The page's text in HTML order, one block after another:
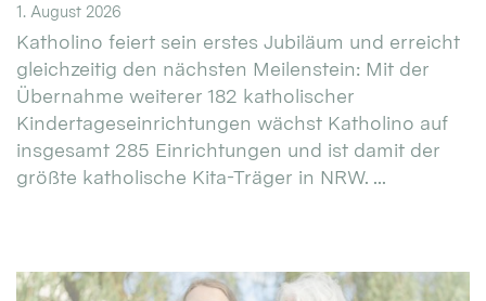
1. August 2026
Katholino feiert sein erstes Jubiläum und erreicht
gleichzeitig den nächsten Meilenstein: Mit der
Übernahme weiterer 182 katholischer
Kindertageseinrichtungen wächst Katholino auf
insgesamt 285 Einrichtungen und ist damit der
größte katholische Kita-Träger in NRW. ...